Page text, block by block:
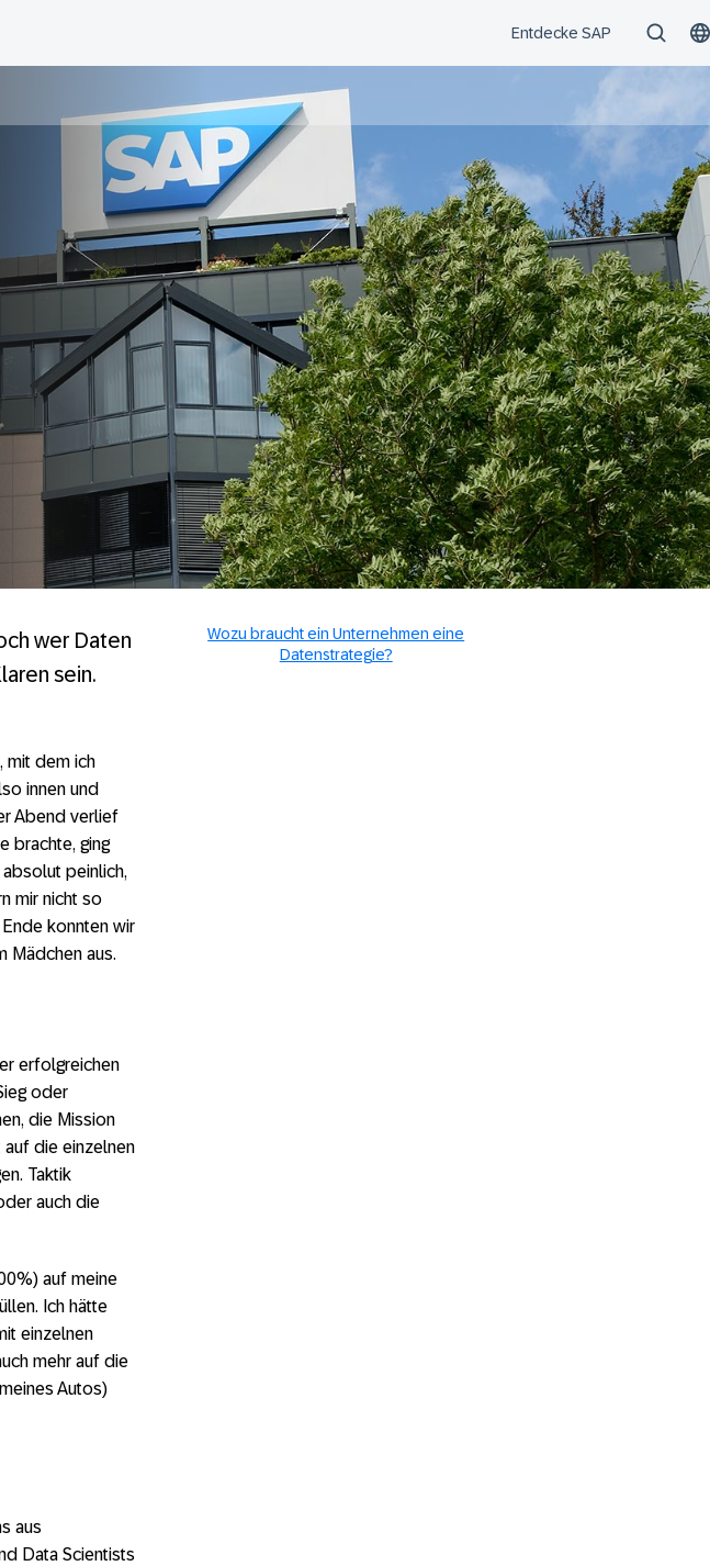
wer Daten
sein.
mit dem ich
innen und
Abend verlief
brachte, ging
peinlich,
mir nicht so
Ende konnten wir
Mädchen aus.
erfolgreichen
oder
die Mission
auf die einzelnen
Taktik
auch die
auf meine
Ich hätte
einzelnen
mehr auf die
Autos)
aus
Data Scientists
Wozu braucht ein Unternehmen eine
Datenstrategie?